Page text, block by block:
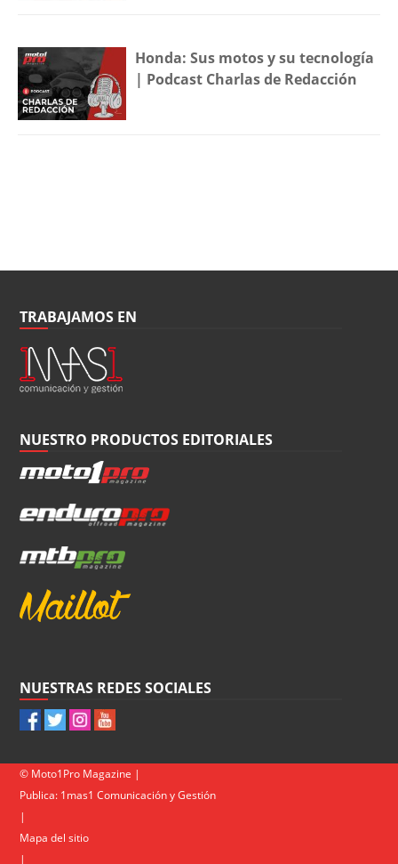
Honda: Sus motos y su tecnología
| Podcast Charlas de Redacción
TRABAJAMOS EN
NUESTRO PRODUCTOS EDITORIALES
NUESTRAS REDES SOCIALES
© Moto1Pro Magazine |
Publica: 1mas1 Comunicación y Gestión
|
Mapa del sitio
|